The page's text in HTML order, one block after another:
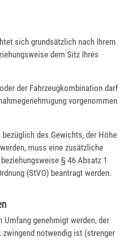
sich grundsätzlich nach Ihrem
dem Sitz Ihres
der Fahrzeugkombination darf
vorgenommen
des Gewichts, der Höhe
muss eine zusätzliche
§ 46 Absatz 1
(StVO) beantragt werden.
Umfang genehmigt werden, der
notwendig ist (strenger